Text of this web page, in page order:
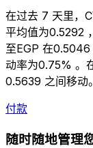
在过去 7 天里，
平均值为0.5292
至EGP 在
动率为0.75% 。
0.5639 之间移动
付款
随时随地管理